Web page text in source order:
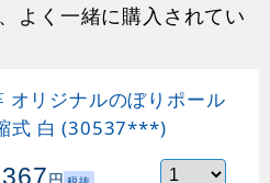
よく一緒に購入されてい
オリジナルのぼりポール
式 白 (30537***)
367円